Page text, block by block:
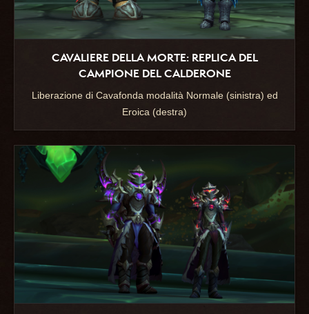
CAVALIERE DELLA MORTE: REPLICA DEL
CAMPIONE DEL CALDERONE
Liberazione di Cavafonda modalità Normale (sinistra) ed
Eroica (destra)